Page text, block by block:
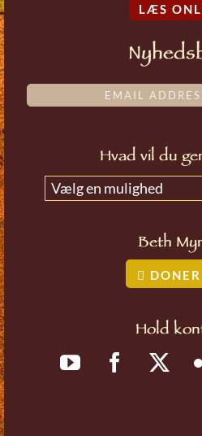
LÆS
Hvad vil du
Vælg en mulighed
Beth
Hold